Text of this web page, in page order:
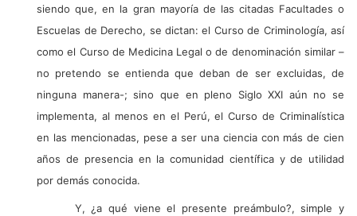
siendo que, en la gran mayoría de las citadas Facultades o
Escuelas de Derecho, se dictan: el Curso de Criminología, así
como el Curso de Medicina Legal o de denominación similar –
no pretendo se entienda que deban de ser excluidas, de
ninguna manera-; sino que en pleno Siglo XXI aún no se
implementa, al menos en el Perú, el Curso de Criminalística
en las mencionadas, pese a ser una ciencia con más de cien
años de presencia en la comunidad científica y de utilidad
por demás conocida.
Y, ¿a qué viene el presente preámbulo?, simple y